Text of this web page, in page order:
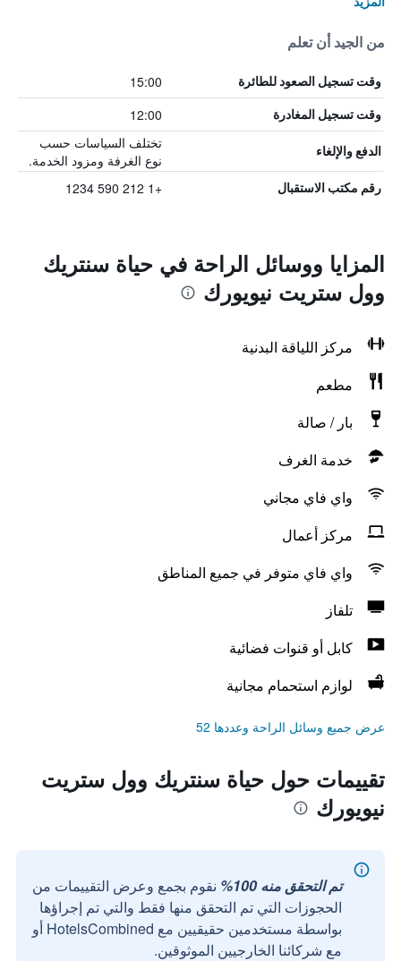
من الجيد أن تعلم
وقت تسجيل الصعود للطائرة 15:00
وقت تسجيل المغادرة 12:00
الدفع والإلغاء
تختلف السياسات حسب
نوع الغرفة ومزود الخدمة.
رقم مكتب الاستقبال +1 212 590 1234
المزايا ووسائل الراحة في حياة سنتريك
وول ستريت نيويورك
مركز اللياقة البدنية
مطعم
بار / صالة
خدمة الغرف
واي فاي مجاني
مركز أعمال
واي فاي متوفر في جميع المناطق
تلفاز
كابل أو قنوات فضائية
لوازم استحمام مجانية
عرض جميع وسائل الراحة وعددها 52
تقييمات حول حياة سنتريك وول ستريت
نيويورك
تم التحقق منه 100%
نقوم بجمع وعرض التقييمات من
الحجوزات التي تم التحقق منها فقط والتي تم إجراؤها
بواسطة مستخدمين حقيقيين مع HotelsCombined أو
مع شركائنا الخارجيين الموثوقين.